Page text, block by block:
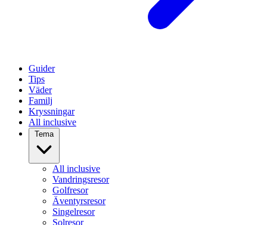
Guider
Tips
Väder
Familj
Kryssningar
All inclusive
Tema
All inclusive
Vandringsresor
Golfresor
Äventyrsresor
Singelresor
Solresor